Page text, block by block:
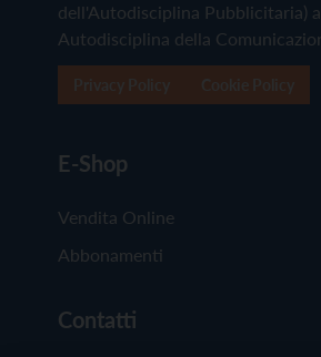
dell'Autodisciplina Pubblicitaria)
Autodisciplina della
E-Shop
Vendita Online
Abbonamenti
Contatti